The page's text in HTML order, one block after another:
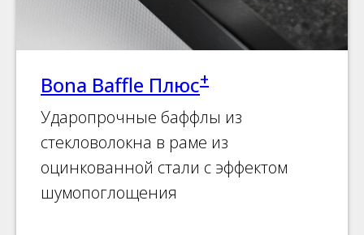
Bona Baffle Плюс+
Ударопрочные баффлы из
стекловолокна в раме из
оцинкованной стали с эффектом
шумопоглощения